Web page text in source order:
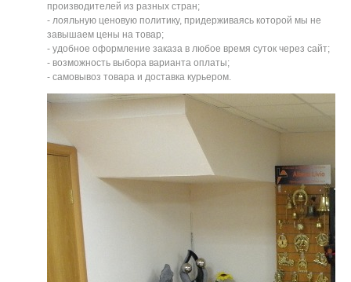
производителей из разных стран;
- лояльную ценовую политику, придерживаясь которой мы не
завышаем цены на товар;
- удобное оформление заказа в любое время суток через сайт;
- возможность выбора варианта оплаты;
- самовывоз товара и доставка курьером.